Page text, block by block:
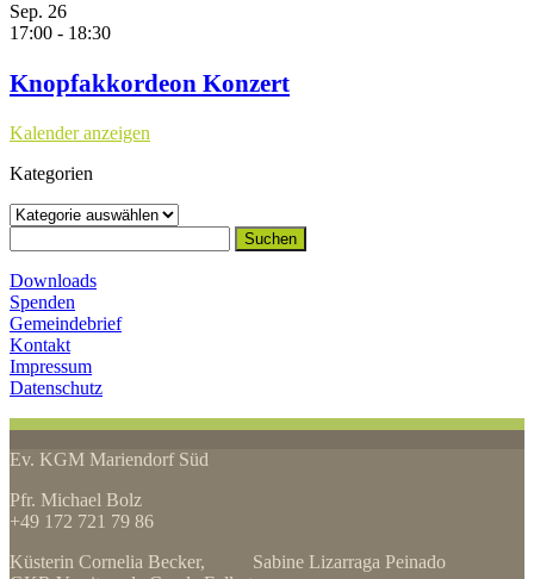
Sep. 26
17:00 - 18:30
Knopfakkordeon Konzert
Kalender anzeigen
Kategorien
Kategorien
nach:
Downloads
Spenden
Gemeindebrief
Kontakt
Impressum
Datenschutz
Ev. KGM Mariendorf Süd
Pfr. Michael Bolz
+49 172 721 79 86
Küsterin Cornelia Becker, Sabine Lizarraga Peinado